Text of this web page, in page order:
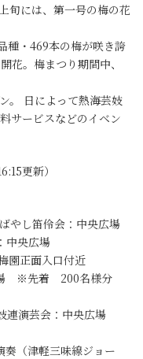
旬には、第一号の梅の花
種・469本の梅が咲き誇
。梅まつり期間中、
。 日によって熱海芸妓
サービスなどのイベン
更新）
やし笛伶会：中央広場
中央広場
園正面入口付近
※先着 200名様分
連演芸会：中央広場
（津軽三味線ジョー